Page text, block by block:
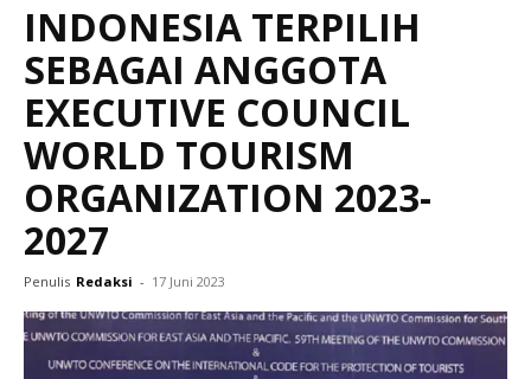
INDONESIA TERPILIH
SEBAGAI ANGGOTA
EXECUTIVE COUNCIL
WORLD TOURISM
ORGANIZATION 2023-
2027
Penulis Redaksi - 17 Juni 2023